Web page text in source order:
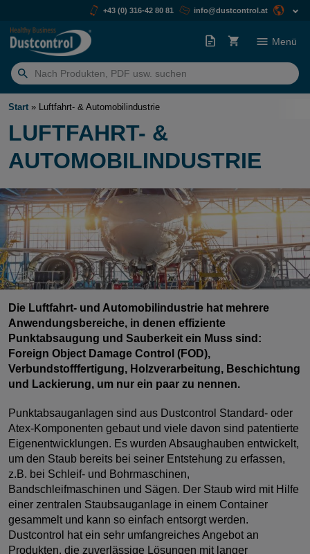
+43 (0) 316-42 80 81 info@dustcontrol.at
Suchen
nach:
Menü
Start » Luftfahrt- & Automobilindustrie
LUFTFAHRT- &
AUTOMOBILINDUSTRIE
Die Luftfahrt- und Automobilindustrie hat mehrere
Anwendungsbereiche, in denen effiziente
Punktabsaugung und Sauberkeit ein Muss sind:
Foreign Object Damage Control (FOD),
Verbundstofffertigung, Holzverarbeitung, Beschichtung
und Lackierung, um nur ein paar zu nennen.
Punktabsauganlagen sind aus Dustcontrol Standard- oder
Atex-Komponenten gebaut und viele davon sind patentierte
Eigenentwicklungen. Es wurden Absaughauben entwickelt,
um den Staub bereits bei seiner Entstehung zu erfassen,
z.B. bei Schleif- und Bohrmaschinen,
Bandschleifmaschinen und Sägen. Der Staub wird mit Hilfe
einer zentralen Staubsauganlage in einem Container
gesammelt und kann so einfach entsorgt werden.
Dustcontrol hat ein sehr umfangreiches Angebot an
Produkten, die zuverlässige Lösungen mit langer